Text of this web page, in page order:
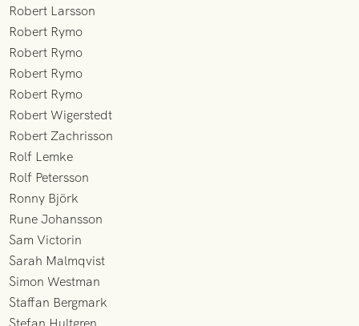
Robert Larsson
Robert Rymo
Robert Rymo
Robert Rymo
Robert Rymo
Robert Wigerstedt
Robert Zachrisson
Rolf Lemke
Rolf Petersson
Ronny Björk
Rune Johansson
Sam Victorin
Sarah Malmqvist
Simon Westman
Staffan Bergmark